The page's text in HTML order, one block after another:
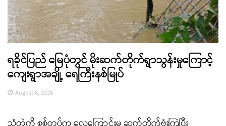
ရခိုင်ပြည် မြေပုံတွင် မိုးဆက်တိုက်ရွာသွန်းမှုကြောင့်
ကျေးရွာအချို့ ရေကြီးနစ်မြုပ်
August 6, 2026